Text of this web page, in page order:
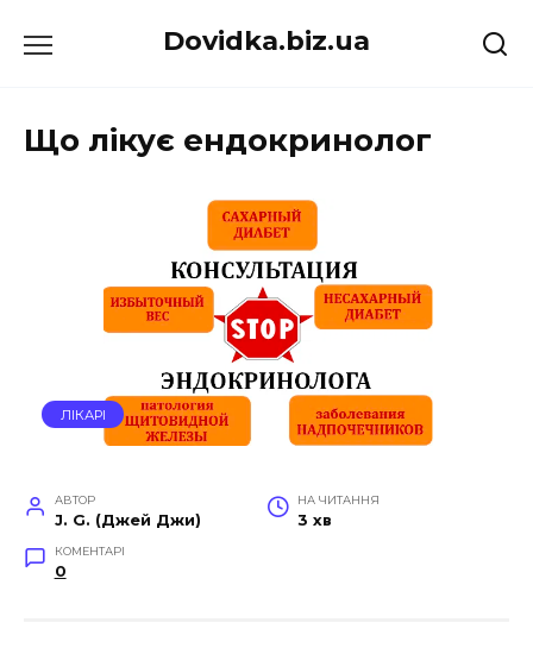
до
Dovidka.biz.ua
Що лікує ендокринолог
ЛІКАРІ
АВТОР
J. G. (Джей Джи)
НА ЧИТАННЯ
3 хв
КОМЕНТАРІ
0